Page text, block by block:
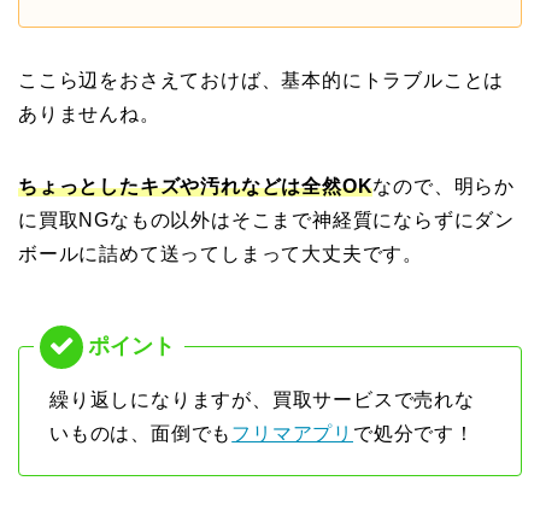
ここら辺をおさえておけば、基本的にトラブルことは
ありませんね。
ちょっとしたキズや汚れなどは全然OKなので、明らか
に買取NGなもの以外はそこまで神経質にならずにダン
ボールに詰めて送ってしまって大丈夫です。
繰り返しになりますが、買取サービスで売れな
いものは、面倒でも フリマアプリ で処分です！